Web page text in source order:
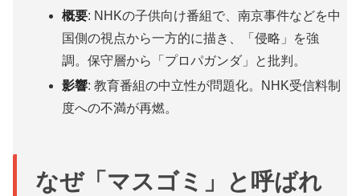
概要: NHKの子供向け番組で、南京事件などを中
国側の視点から一方的に描き、「侵略」を強
調。保守層から「プロパガンダ」と批判。
影響: 教育番組の中立性が問題化。NHK受信料制
度への不満が再燃。
なぜ「マスゴミ」と呼ばれ